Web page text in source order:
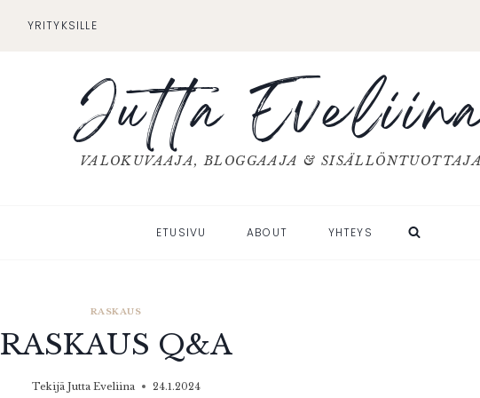
YRITYKSILLE
Jutta
VALOKUVAAJA, BLOGGAAJA &
ETUSIVU ABOUT YHTEYS
RASKAUS
RASKAUS Q&A
Tekijä Jutta Eveliina 24.1.2024